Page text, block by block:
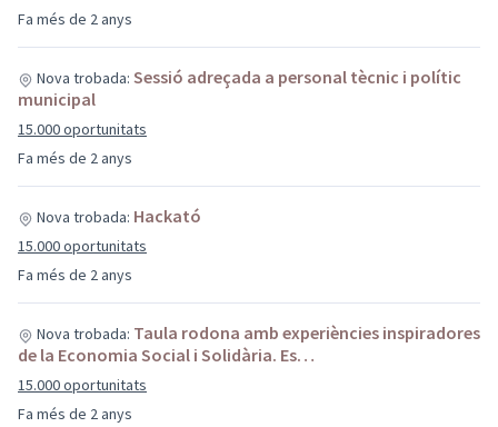
Fa més de 2 anys
Fa més de 2 anys
Nova trobada: Sessió adreçada a personal tècnic i polític
municipal
15.000 oportunitats
Fa més de 2 anys
Nova trobada: Hackató
15.000 oportunitats
Fa més de 2 anys
Nova trobada: Taula rodona amb experiències inspiradores
de la Economia Social i Solidària. Es…
15.000 oportunitats